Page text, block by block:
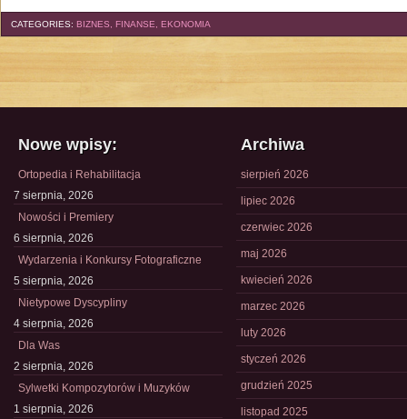
CATEGORIES: BIZNES, FINANSE, EKONOMIA
Nowe wpisy:
Ortopedia i Rehabilitacja
7 sierpnia, 2026
Nowości i Premiery
6 sierpnia, 2026
Wydarzenia i Konkursy Fotograficzne
5 sierpnia, 2026
Nietypowe Dyscypliny
4 sierpnia, 2026
Dla Was
2 sierpnia, 2026
Sylwetki Kompozytorów i Muzyków
1 sierpnia, 2026
Archiwa
sierpień 2026
lipiec 2026
czerwiec 2026
maj 2026
kwiecień 2026
marzec 2026
luty 2026
styczeń 2026
grudzień 2025
listopad 2025